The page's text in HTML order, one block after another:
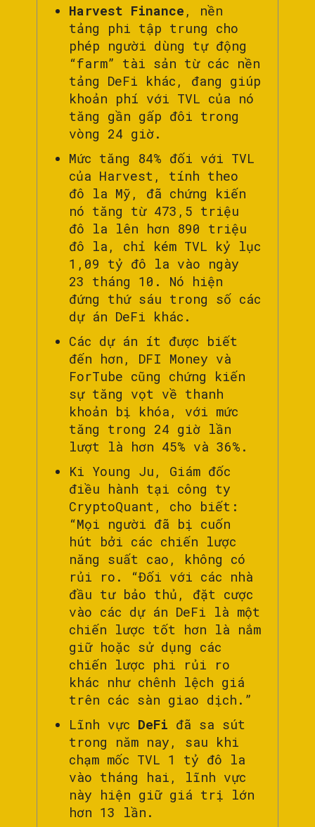
Harvest Finance , nền
tảng phi tập trung cho
phép người dùng tự động
“farm” tài sản từ các nền
tảng DeFi khác, đang giúp
khoản phí với TVL của nó
tăng gần gấp đôi trong
vòng 24 giờ.
Mức tăng 84% đối với TVL
của Harvest, tính theo
đô la Mỹ, đã chứng kiến ​​
nó tăng từ 473,5 triệu
đô la lên hơn 890 triệu
đô la, chỉ kém TVL kỷ lục
1,09 tỷ đô la vào ngày
23 tháng 10. Nó hiện
đứng thứ sáu trong số các
dự án DeFi khác.
Các dự án ít được biết
đến hơn, DFI Money và
ForTube cũng chứng kiến ​​
sự tăng vọt về thanh
khoản bị khóa, với mức
tăng trong 24 giờ lần
lượt là hơn 45% và 36%.
Ki Young Ju, Giám đốc
điều hành tại công ty
CryptoQuant, cho biết:
“Mọi người đã bị cuốn
hút bởi các chiến lược
năng suất cao, không có
rủi ro. “Đối với các nhà
đầu tư bảo thủ, đặt cược
vào các dự án DeFi là một
chiến lược tốt hơn là nắm
giữ hoặc sử dụng các
chiến lược phi rủi ro
khác như chênh lệch giá
trên các sàn giao dịch.”
Lĩnh vực DeFi đã sa sút
trong năm nay, sau khi
chạm mốc TVL 1 tỷ đô la
vào tháng hai, lĩnh vực
này hiện giữ giá trị lớn
hơn 13 lần.